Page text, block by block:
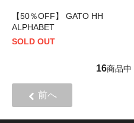
【50％OFF】 GATO HH
ALPHABET
SOLD OUT
16商品中
前へ